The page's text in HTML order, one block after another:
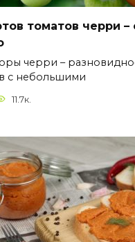
томатов черри –
черри –
с небольшими
11.7к.